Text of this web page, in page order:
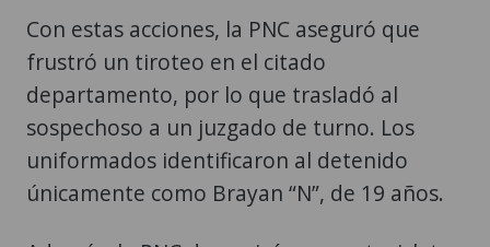
Con estas acciones, la PNC aseguró que
frustró un tiroteo en el citado
departamento, por lo que trasladó al
sospechoso a un juzgado de turno. Los
uniformados identificaron al detenido
únicamente como Brayan “N”, de 19 años.